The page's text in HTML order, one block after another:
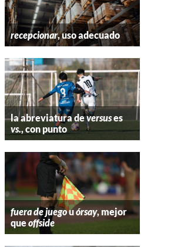
recepcionar, uso adecuado
la abreviatura deversuses
vs., con punto
fuera de juegouórsay, mejor
queoffside